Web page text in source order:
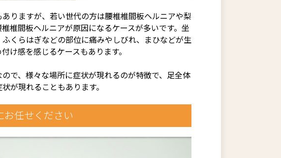
りますが、若い世代の方は腰椎椎間板ヘルニアや梨
椎間板ヘルニアが原因になるケースが多いです。坐
くらはぎなどの部位に痛みやしびれ、まひなどが生
け感を感じるケースもあります。
で、様々な場所に症状が現れるのが特徴で、足全体
が現れることもあります。
任せください